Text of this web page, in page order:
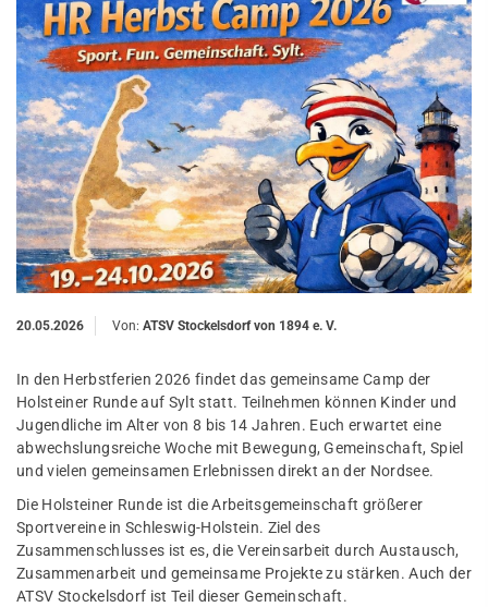
20.05.2026 Von: ATSV Stockelsdorf von 1894 e. V.
In den Herbstferien 2026 findet das gemeinsame Camp der
Holsteiner Runde auf Sylt statt. Teilnehmen können Kinder und
Jugendliche im Alter von 8 bis 14 Jahren. Euch erwartet eine
abwechslungsreiche Woche mit Bewegung, Gemeinschaft, Spiel
und vielen gemeinsamen Erlebnissen direkt an der Nordsee.
Die Holsteiner Runde ist die Arbeitsgemeinschaft größerer
Sportvereine in Schleswig-Holstein. Ziel des
Zusammenschlusses ist es, die Vereinsarbeit durch Austausch,
Zusammenarbeit und gemeinsame Projekte zu stärken. Auch der
ATSV Stockelsdorf ist Teil dieser Gemeinschaft.